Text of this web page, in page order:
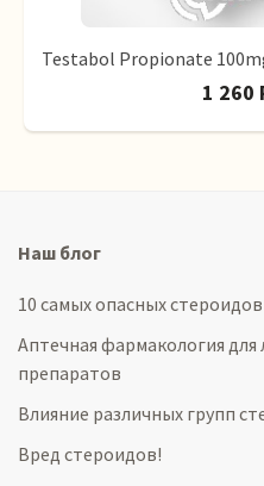
Testabol Propionate
1 260
Наш блог
10 самых опасных
Аптечная фармакология
препаратов
Влияние различных групп
Вред стероидов!